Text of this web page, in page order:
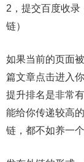
2，提交百度收
链）
如果当前的页面
篇文章点击进入
提升排名是非常
能给你传递较高
链，都不如养一